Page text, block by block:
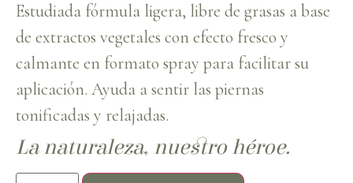
Estudiada fórmula ligera, libre de grasas a base
de extractos vegetales con efecto fresco y
calmante en formato spray para facilitar su
aplicación. Ayuda a sentir las piernas
tonificadas y relajadas.
La naturaleza, nuestro héroe.